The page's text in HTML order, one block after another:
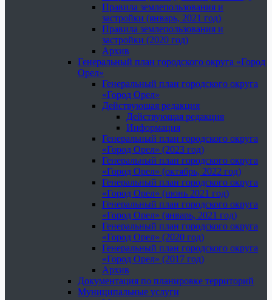
Правила землепользования и
застройки (январь, 2021 год)
Правила землепользования и
застройки (2020 год)
Архив
Генеральный план городского округа «Город
Орел»
Генеральный план городского округа
«Город Орел»
Действующая редакция
Действующая редакция
Информация
Генеральный план городского округа
«Город Орел» (2023 год)
Генеральный план городского округа
«Город Орел» (октябрь, 2022 год)
Генеральный план городского округа
«Город Орел» (июнь 2021 год)
Генеральный план городского округа
«Город Орел» (январь, 2021 год)
Генеральный план городского округа
«Город Орел» (2020 год)
Генеральный план городского округа
«Город Орел» (2017 год)
Архив
Документация по планировке территорий
Муниципальные услуги